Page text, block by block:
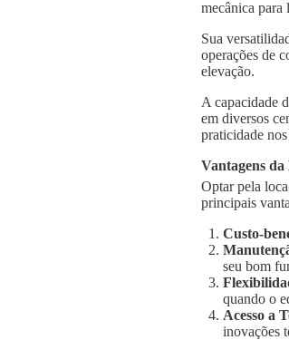
mecânica para
Sua
operações de
elevação.
A capacidade
em diversos
praticidade
Vantagens
Optar pela
principais
Custo-
seu bom
quando o
Acesso a
inovações